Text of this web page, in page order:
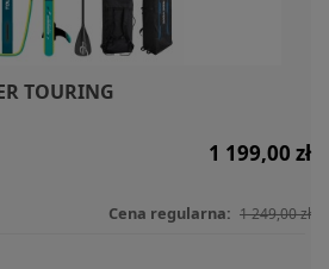
TOURING
1 199,00 zł
Cena regularna: 1 249,00 zł